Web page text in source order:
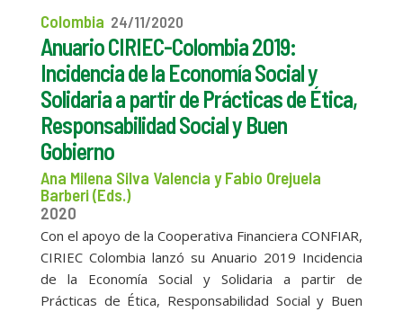
Colombia 24/11/2020
Anuario CIRIEC-Colombia 2019:
Incidencia de la Economía Social y
Solidaria a partir de Prácticas de Ética,
Responsabilidad Social y Buen
Gobierno
Ana Milena Silva Valencia y Fabio Orejuela
Barberi (Eds.)
2020
Con el apoyo de la Cooperativa Financiera CONFIAR,
CIRIEC Colombia lanzó su Anuario 2019 Incidencia
de la Economía Social y Solidaria a partir de
Prácticas de Ética, Responsabilidad Social y Buen